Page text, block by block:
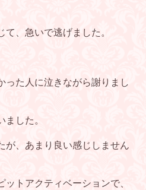
、急いで逃げました。
った人に泣きながら謝りまし
した。
が、あまり良い感じしません
トアクティベーションで、